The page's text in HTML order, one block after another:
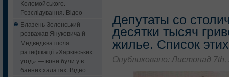
Коломойського.
Розслідування. Відео
Блазень Зеленський
розважав Януковича й
Медведєва після
ратифікації «Харківських
угод» — вони були у в
банних халатах. Відео
Депутаты со
десятки тысяч
жилье. Список
Опубликовано: Листопад 7th,